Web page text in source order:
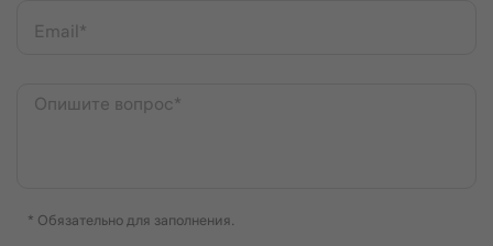
Email*
Опишите вопрос*
* Обязательно для заполнения.